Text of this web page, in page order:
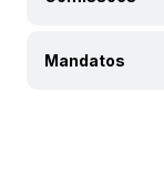
Mandatos